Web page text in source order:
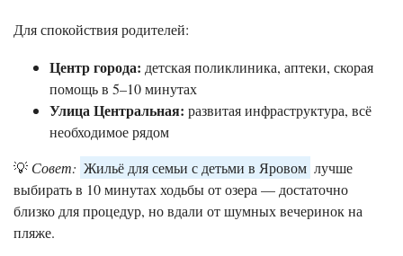
Для спокойствия родителей:
Центр города: детская поликлиника, аптеки, скорая
помощь в 5–10 минутах
Улица Центральная: развитая инфраструктура, всё
необходимое рядом
💡 Совет: Жильё для семьи с детьми в Яровом лучше
выбирать в 10 минутах ходьбы от озера — достаточно
близко для процедур, но вдали от шумных вечеринок на
пляже.